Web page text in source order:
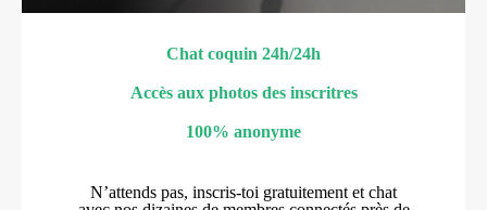
Chat coquin 24h/24h
Accès aux photos des inscritres
100% anonyme
N’attends pas, inscris-toi gratuitement et chat